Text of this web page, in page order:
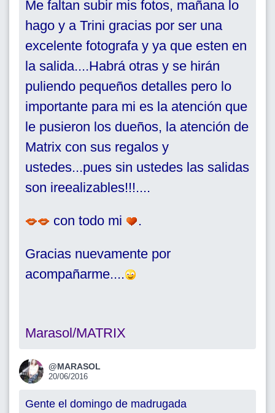
Me faltan subir mis fotos, mañana lo
hago y a Trini gracias por ser una
excelente fotografa y ya que esten en
la salida....Habrá otras y se hirán
puliendo pequeños detalles pero lo
importante para mi es la atención que
le pusieron los dueños, la atención de
Matrix con sus regalos y
ustedes...pues sin ustedes las salidas
son ireealizables!!!....
con todo mi .
Gracias nuevamente por
acompañarme....
Marasol/MATRIX
@MARASOL
20/06/2016
Gente el domingo de madrugada